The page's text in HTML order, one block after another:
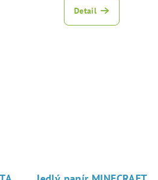
Detail